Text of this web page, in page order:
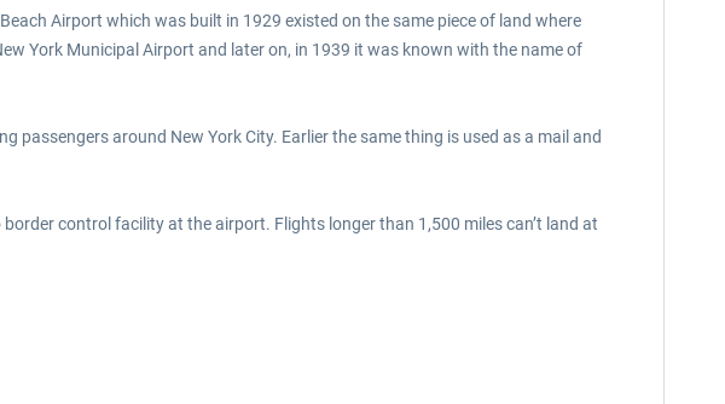
Airport which was built in 1929 existed on the same piece of land where
York Municipal Airport and later on, in 1939 it was known with the name of
around New York City. Earlier the same thing is used as a mail and
control facility at the airport. Flights longer than 1,500 miles can’t land at